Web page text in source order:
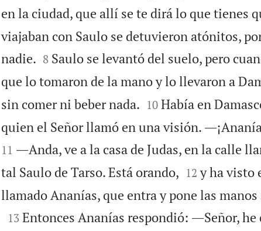
en la ciudad, que allí se te dirá lo que tienes
viajaban con Saulo se detuvieron atónitos,
nadie.
8 Saulo se levantó del suelo, pero
que lo tomaron de la mano y lo llevaron a
sin comer ni beber nada.
10 Había en
quien el Señor llamó en una visión.
11 ―Anda, ve a la casa de Judas, en la calle
tal Saulo de Tarso. Está orando,
12 y ha visto
llamado Ananías, que entra y pone las

13 Entonces Ananías respondió: ―Señor,